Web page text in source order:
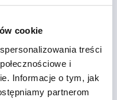
cookie
treści
i
Informacje o tym, jak
partnerom